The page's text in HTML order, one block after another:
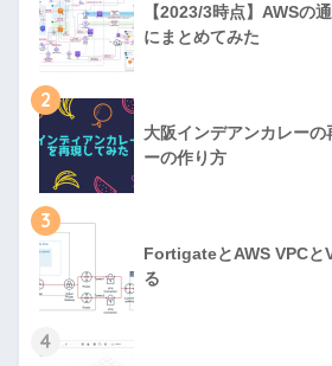
【2023/3時点】AWSの
にまとめてみた
2
大阪インデアンカレー
ーの作り方
3
FortigateとAWS VPCと
る
4